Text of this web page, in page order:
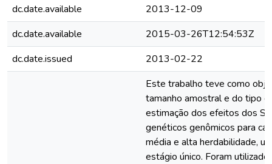
dc.date.available
2013-12-09
dc.date.available
2015-03-26T12:54:53Z
dc.date.issued
2013-02-22
Este trabalho teve como
tamanho amostral e do tipo
estimação dos efeitos dos
genéticos genômicos para
média e alta herdabilidade,
estágio único. Foram